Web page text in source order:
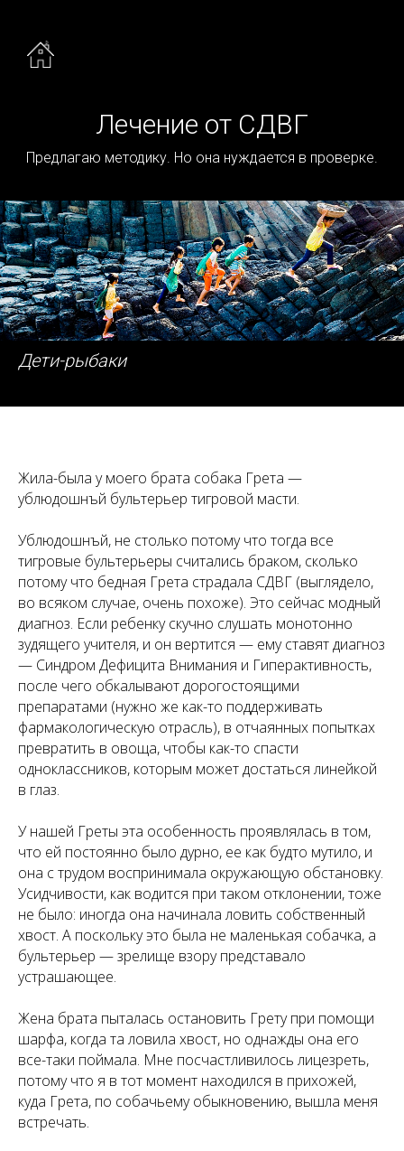
Лечение от СДВГ
Предлагаю методику. Но она нуждается в проверке.
Дети-рыбаки
Жила-была у моего брата собака Грета —
ублюдошнъй бультерьер тигровой масти.
Ублюдошнъй, не столько потому что тогда все
тигровые бультерьеры считались браком, сколько
потому что бедная Грета страдала СДВГ (выглядело,
во всяком случае, очень похоже). Это сейчас модный
диагноз. Если ребенку скучно слушать монотонно
зудящего учителя, и он вертится — ему ставят диагноз
— Синдром Дефицита Внимания и Гиперактивность,
после чего обкалывают дорогостоящими
препаратами (нужно же как-то поддерживать
фармакологическую отрасль), в отчаянных попытках
превратить в овоща, чтобы как-то спасти
одноклассников, которым может достаться линейкой
в глаз.
У нашей Греты эта особенность проявлялась в том,
что ей постоянно было дурно, ее как будто мутило, и
она с трудом воспринимала окружающую обстановку.
Усидчивости, как водится при таком отклонении, тоже
не было: иногда она начинала ловить собственный
хвост. А поскольку это была не маленькая собачка, а
бультерьер — зрелище взору представало
устрашающее.
Жена брата пыталась остановить Грету при помощи
шарфа, когда та ловила хвост, но однажды она его
все-таки поймала. Мне посчастливилось лицезреть,
потому что я в тот момент находился в прихожей,
куда Грета, по собачьему обыкновению, вышла меня
встречать.